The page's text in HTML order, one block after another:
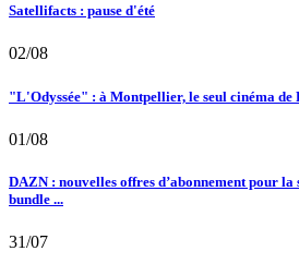
Satellifacts : pause d'été
02/08
"L'Odyssée" : à Montpellier, le seul cinéma de
01/08
DAZN : nouvelles offres d’abonnement pour la
bundle ...
31/07